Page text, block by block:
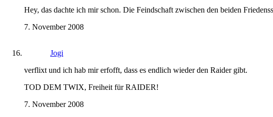
Hey, das dachte ich mir schon. Die Feindschaft zwischen den beiden
7. November 2008
Jogi
verflixt und ich hab mir erfofft, dass es endlich wieder den Raider gibt.
TOD DEM TWIX, Freiheit für RAIDER!
7. November 2008